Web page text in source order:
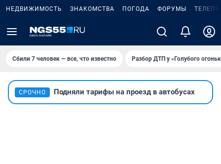
НЕДВИЖИМОСТЬ ЗНАКОМСТВА ПОГОДА ФОРУМЫ
Сбили 7 человек — все, что известно Разбор ДТП у «Голубого
СРОЧНО Подняли тарифы на проезд в автобусах